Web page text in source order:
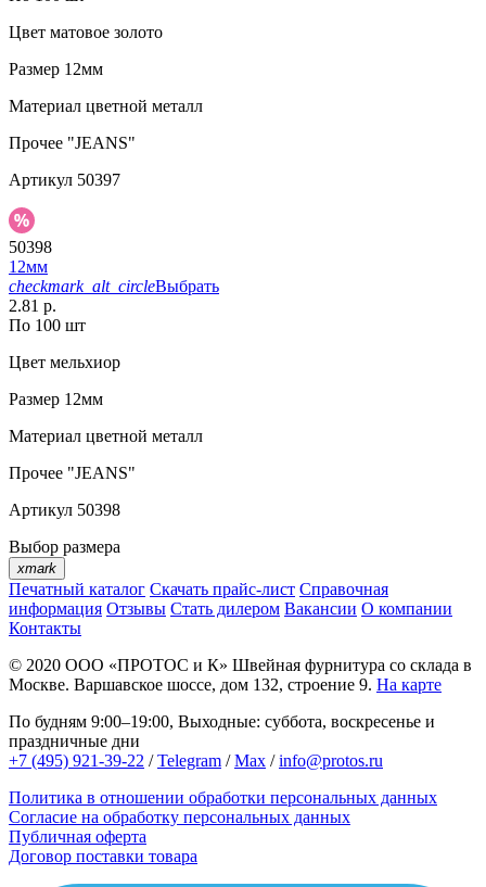
Цвет матовое золото
Размер 12мм
Материал цветной металл
Прочее "JEANS"
Артикул 50397
50398
12мм
checkmark_alt_circleВыбрать
2.81 р.
По 100 шт
Цвет мельхиор
Размер 12мм
Материал цветной металл
Прочее "JEANS"
Артикул 50398
Выбор размера
xmark
Печатный каталог Скачать прайс-лист Справочная
информация Отзывы Стать дилером Вакансии О компании
Контакты
© 2020 ООО «ПРОТОС и К» Швейная фурнитура со склада в
Москве. Варшавское шоссе, дом 132, строение 9. На карте
По будням 9:00–19:00, Выходные: суббота, воскресенье и
праздничные дни
+7 (495) 921-39-22 /Telegram /Max /info@protos.ru
Политика в отношении обработки персональных данных
Согласие на обработку персональных данных
Публичная оферта
Договор поставки товара